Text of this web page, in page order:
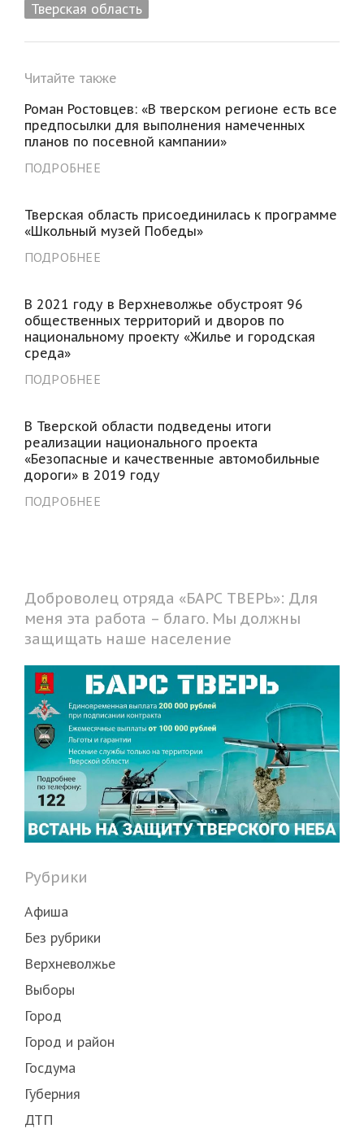
Тверская область
Читайте также
Роман Ростовцев: «В тверском регионе есть все
предпосылки для выполнения намеченных
планов по посевной кампании»
ПОДРОБНЕЕ
Тверская область присоединилась к программе
«Школьный музей Победы»
ПОДРОБНЕЕ
В 2021 году в Верхневолжье обустроят 96
общественных территорий и дворов по
национальному проекту «Жилье и городская
среда»
ПОДРОБНЕЕ
В Тверской области подведены итоги
реализации национального проекта
«Безопасные и качественные автомобильные
дороги» в 2019 году
ПОДРОБНЕЕ
Доброволец отряда «БАРС ТВЕРЬ»: Для
меня эта работа – благо. Мы должны
защищать наше население
Рубрики
Афиша
Без рубрики
Верхневолжье
Выборы
Город
Город и район
Госдума
Губерния
ДТП